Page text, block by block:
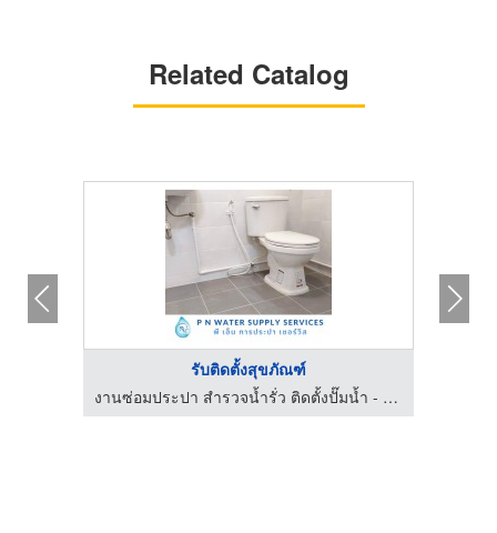
Related Catalog
รับติดตั้งสุขภัณฑ์
งานซ่อมประปา สำรวจน้ำรั่ว ติดตั้งปั๊มน้ำ - พีเอ็น วอเตอร์ ซัพพลาย เซอร์วิส